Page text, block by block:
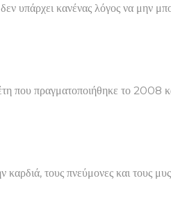
δεν υπάρχει κανένας λόγος να μην
που πραγματοποιήθηκε το 2008
τους πνεύμονες και τους μυς